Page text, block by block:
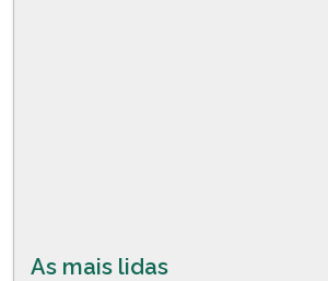
As mais lidas